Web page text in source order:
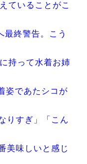
ていることがこ
最終警告。こう
持って水着お姉
姿であたシコが
りすぎ」「こん
美味しいと感じ